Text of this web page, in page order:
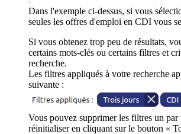
Dans l'exemple ci-dessus, si vous
seules les offres d'emploi en CDI vous
Si vous obtenez trop peu de résultats,
certains mots-clés ou certains filtres et
recherche.
Les filtres appliqués à votre recherche
suivante :
Vous pouvez supprimer les filtres un par
réinitialiser en cliquant sur le bouton «